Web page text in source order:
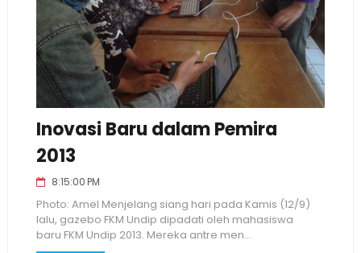
Inovasi Baru dalam Pemira
2013
8:15:00 PM
Photo: Amel Menjelang siang hari pada Kamis (12/9)
lalu, gazebo FKM Undip dipadati oleh mahasiswa
baru FKM Undip 2013. Mereka antre men...